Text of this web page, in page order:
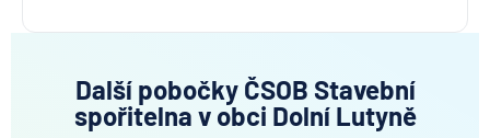
Další pobočky ČSOB Stavební
spořitelna v obci Dolní Lutyně